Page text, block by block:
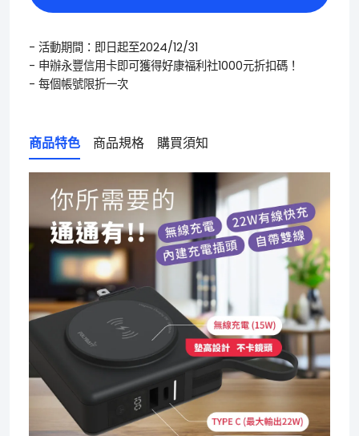
- 活動期間：即日起至2024/12/31
- 申辦永豐信用卡即可獲得好康福利社1000元折扣碼！
- 每個帳號限折一次
商品特色 商品規格 購買須知